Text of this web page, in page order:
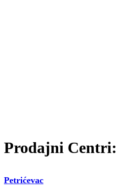
Prodajni Centri:
Petrićevac